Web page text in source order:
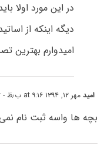
در این مورد اولا
دیگه اینکه از
امیدوارم بهترین
امیدمهر ۱۲, ۱۳۹۴ at ۹:۱۶ ب٫ظ - Reply
بچه ها واسه ثبت نام